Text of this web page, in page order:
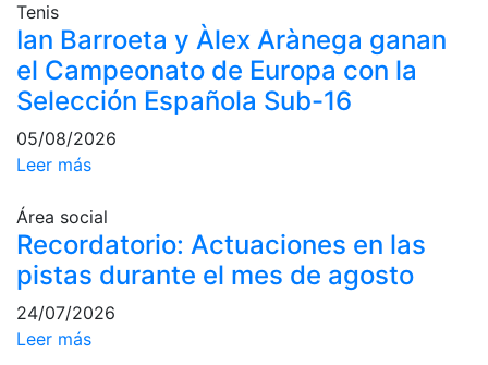
profesionales
Competiciones
Campeonato
Social de Tenis
Cuadros de
Cuadro de
Honor
Histórico del
Social
Fotos
Tenis
Ian Barroeta y Àlex Arànega ganan
el Campeonato de Europa con la
Selección Española Sub-16
05/08/2026
Leer más
Área social
Recordatorio: Actuaciones en las
pistas durante el mes de agosto
24/07/2026
Leer más